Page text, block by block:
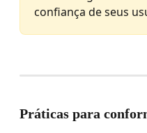
confiança de seus
Práticas para